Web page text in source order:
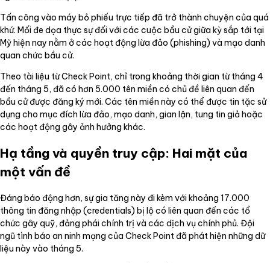
Tấn công vào máy bỏ phiếu trực tiếp đã trở thành chuyện của quá
khứ. Mối đe dọa thực sự đối với các cuộc bầu cử giữa kỳ sắp tới tại
Mỹ hiện nay nằm ở các hoạt động lừa đảo (phishing) và mạo danh
quan chức bầu cử.
Theo tài liệu từ Check Point, chỉ trong khoảng thời gian từ tháng 4
đến tháng 5, đã có hơn 5.000 tên miền có chủ đề liên quan đến
bầu cử được đăng ký mới. Các tên miền này có thể được tin tặc sử
dụng cho mục đích lừa đảo, mạo danh, gian lận, tung tin giả hoặc
các hoạt động gây ảnh hưởng khác.
Hạ tầng và quyền truy cập: Hai mặt của
một vấn đề
Đáng báo động hơn, sự gia tăng này đi kèm với khoảng 17.000
thông tin đăng nhập (credentials) bị lộ có liên quan đến các tổ
chức gây quỹ, đảng phái chính trị và các dịch vụ chính phủ. Đội
ngũ tình báo an ninh mạng của Check Point đã phát hiện những dữ
liệu này vào tháng 5.